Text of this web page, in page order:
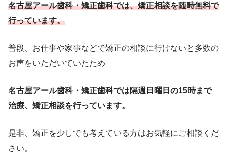
名古屋アール歯科・矯正歯科では、矯正相談を随時無料で
行っています。
普段、お仕事や家事などで矯正の相談に行けないと多数の
お声をいただいていたため
名古屋アール歯科・矯正歯科では隔週日曜日の15時まで
治療、矯正相談を行っています。
是非、矯正を少しでも考えている方はお気軽にご相談くだ
さい。